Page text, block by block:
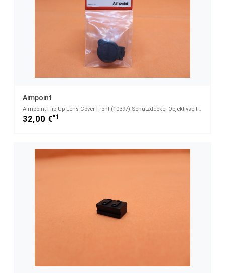
Aimpoint
Aimpoint Flip-Up Lens Cover Front (10397) Schutzdeckel Objektivseite Geeignet für Aimpoint Comp C3/
32,00 €*1